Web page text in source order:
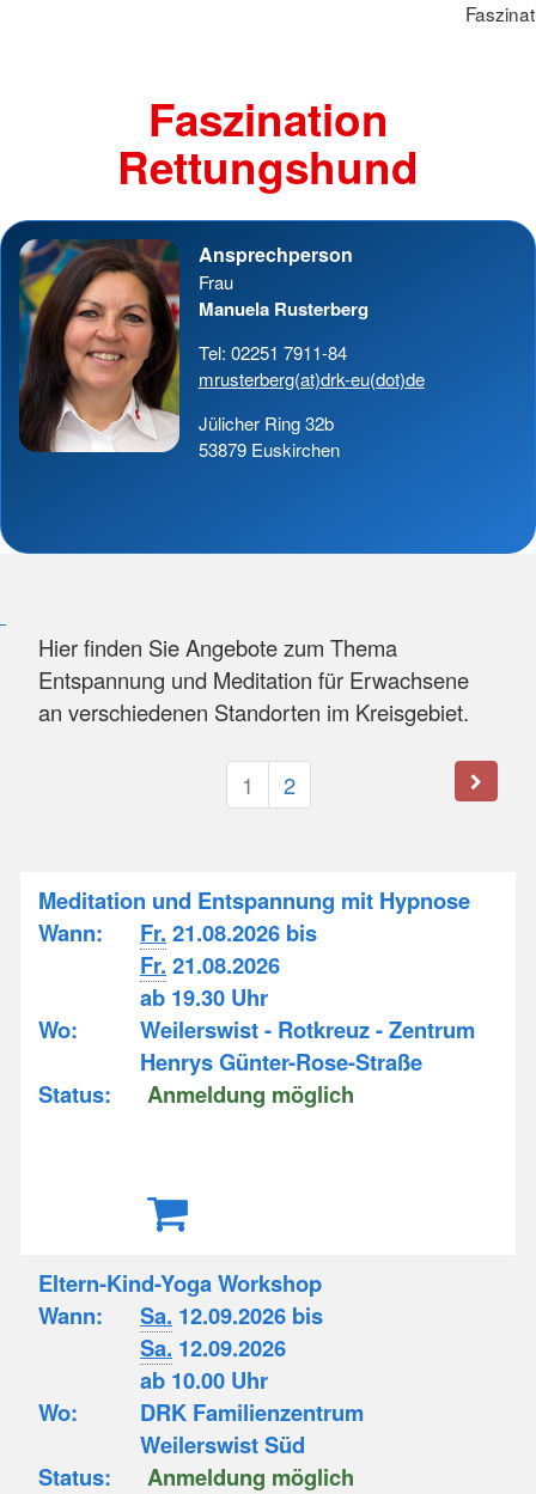
Faszination
Rettungshund
Ansprechperson
Frau
Manuela Rusterberg
Tel: 02251 7911-84
mrusterberg(at)drk-eu(dot)de
Jülicher Ring 32b
53879 Euskirchen
Hier finden Sie Angebote zum Thema
Entspannung und Meditation für Erwachsene
an verschiedenen Standorten im Kreisgebiet.
1 2
Meditation und Entspannung mit Hypnose
Wann:
Fr. 21.08.2026 bis
Fr. 21.08.2026
ab 19.30 Uhr
Wo:
Weilerswist - Rotkreuz - Zentrum
Henrys Günter-Rose-Straße
Status:
Anmeldung möglich
Eltern-Kind-Yoga Workshop
Wann:
Sa. 12.09.2026 bis
Sa. 12.09.2026
ab 10.00 Uhr
Wo:
DRK Familienzentrum
Weilerswist Süd
Status:
Anmeldung möglich